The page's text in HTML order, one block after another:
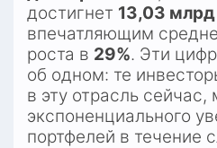
достигнет 13,03
впечатляющим
роста в 29%. Эти
об одном: те
в эту отрасль
экспоненциального
портфелей в течение